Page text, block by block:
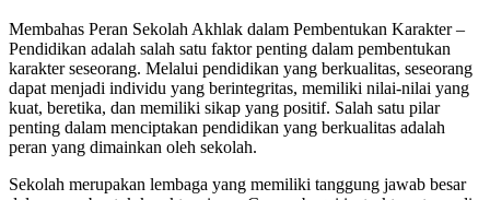
Membahas Peran Sekolah Akhlak dalam Pembentukan Karakter –
Pendidikan adalah salah satu faktor penting dalam pembentukan
karakter seseorang. Melalui pendidikan yang berkualitas, seseorang
dapat menjadi individu yang berintegritas, memiliki nilai-nilai yang
kuat, beretika, dan memiliki sikap yang positif. Salah satu pilar
penting dalam menciptakan pendidikan yang berkualitas adalah
peran yang dimainkan oleh sekolah.
Sekolah merupakan lembaga yang memiliki tanggung jawab besar